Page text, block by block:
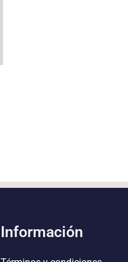
Información